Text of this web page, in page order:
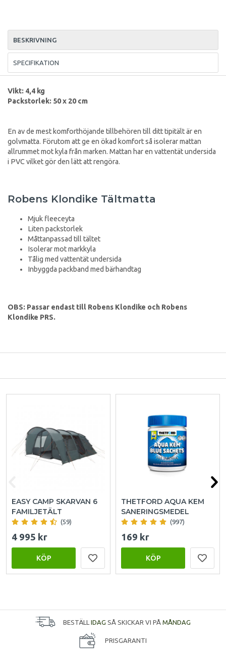
BESKRIVNING
SPECIFIKATION
Vikt: 4,4 kg
Packstorlek: 50 x 20 cm
En av de mest komforthöjande tillbehören till ditt tipitält är en
golvmatta. Förutom att ge en ökad komfort så isolerar mattan
allrummet mot kyla från marken. Mattan har en vattentät undersida
i PVC vilket gör den lätt att rengöra.
Robens Klondike Tältmatta
Mjuk fleeceyta
Liten packstorlek
Måttanpassad till tältet
Isolerar mot markkyla
Tålig med vattentät undersida
Inbyggda packband med bärhandtag
OBS: Passar endast till Robens Klondike och Robens
Klondike PRS.
EASY CAMP SKARVAN 6
FAMILJETÄLT
(59)
4 995 kr
KÖP
THETFORD AQUA KEM
SANERINGSMEDEL
(997)
169 kr
KÖP
BESTÄLL IDAG SÅ SKICKAR VI PÅ MÅNDAG
PRISGARANTI